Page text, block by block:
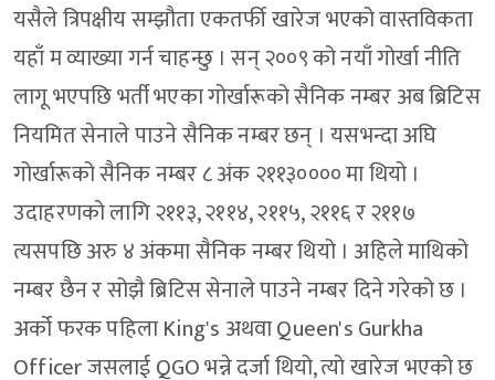
यसैले त्रिपक्षीय सम्झौता एकतर्फी खारेज भएको वास्तविकता
यहाँ म व्याख्या गर्न चाहन्छु । सन् २००९ को नयाँ गोर्खा नीति
लागू भएपछि भर्ती भएका गोर्खारूको सैनिक नम्बर अब ब्रिटिस
नियमित सेनाले पाउने सैनिक नम्बर छन् । यसभन्दा अघि
गोर्खारूको सैनिक नम्बर ८ अंक २११३०००० मा थियो ।
उदाहरणको लागि २११३, २११४, २११५, २११६ र २११७
त्यसपछि अरु ४ अंकमा सैनिक नम्बर थियो । अहिले माथिको
नम्बर छैन र सोझै ब्रिटिस सेनाले पाउने नम्बर दिने गरेको छ ।
अर्को फरक पहिला King's अथवा Queen's Gurkha
Officer जसलाई QGO भन्ने दर्जा थियो, त्यो खारेज भएको छ